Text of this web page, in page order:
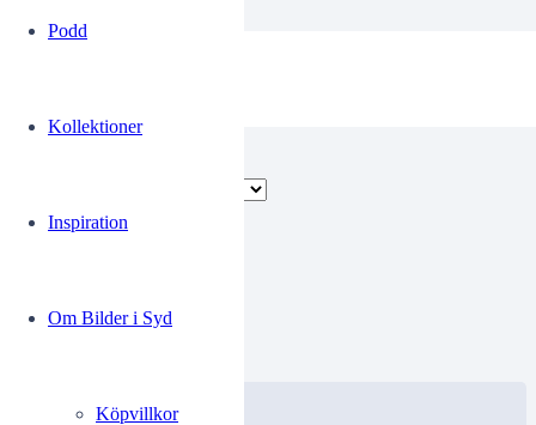
Podd
Kollektioner
Inspiration
Om Bilder i Syd
Köpvillkor
0.00kr
Välj alternativ